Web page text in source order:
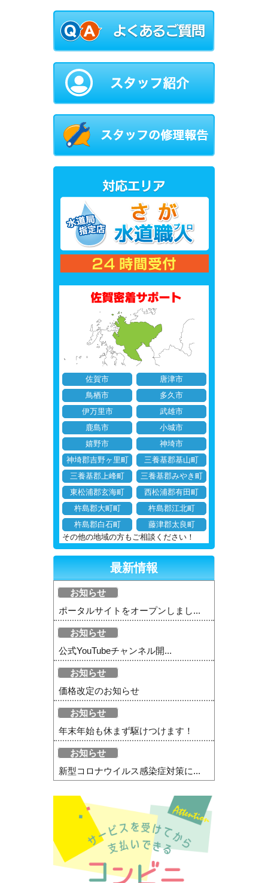
佐賀市
唐津市
鳥栖市
多久市
伊万里市
武雄市
鹿島市
小城市
嬉野市
神埼市
神埼郡吉野ヶ里町
三養基郡基山町
三養基郡上峰町
三養基郡みやき町
東松浦郡玄海町
西松浦郡有田町
杵島郡大町町
杵島郡江北町
杵島郡白石町
藤津郡太良町
その他の地域の方もご相談ください！
最新情報
お知らせ
ポータルサイトをオープンしまし...
お知らせ
公式YouTubeチャンネル開...
お知らせ
価格改定のお知らせ
お知らせ
年末年始も休まず駆けつけます！
お知らせ
新型コロナウイルス感染症対策に...